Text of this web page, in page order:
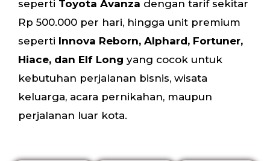
seperti Toyota Avanza dengan tarif sekitar
Rp 500.000 per hari, hingga unit premium
seperti Innova Reborn, Alphard, Fortuner,
Hiace, dan Elf Long yang cocok untuk
kebutuhan perjalanan bisnis, wisata
keluarga, acara pernikahan, maupun
perjalanan luar kota.